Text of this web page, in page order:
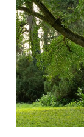
amigo
silencioso”
de
Ildikó
Enyedi
llegará
a